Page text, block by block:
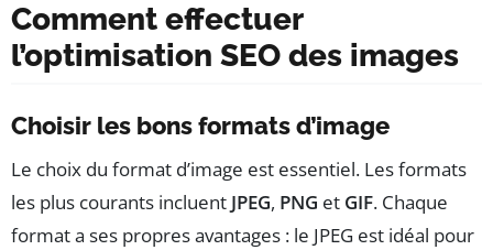
Comment effectuer
l’optimisation SEO des images
Choisir les bons formats d’image
Le choix du format d’image est essentiel. Les formats
les plus courants incluent JPEG, PNG et GIF. Chaque
format a ses propres avantages : le JPEG est idéal pour